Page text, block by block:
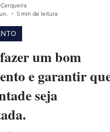
um bom
e garantir que
seja